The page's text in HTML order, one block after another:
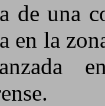
de una
en la